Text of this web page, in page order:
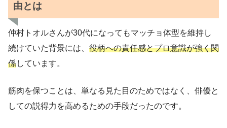
由とは
仲村トオルさんが30代になってもマッチョ体型を維持し
続けていた背景には、 役柄への責任感とプロ意識が強く関
係しています。
筋肉を保つことは、単なる見た目のためではなく、俳優と
しての説得力を高めるための手段だったのです。